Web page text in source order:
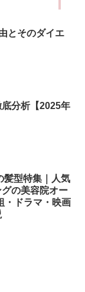
とそのダイエ
分析【2025年
髪型特集｜人気
の美容院オー
・ドラマ・映画